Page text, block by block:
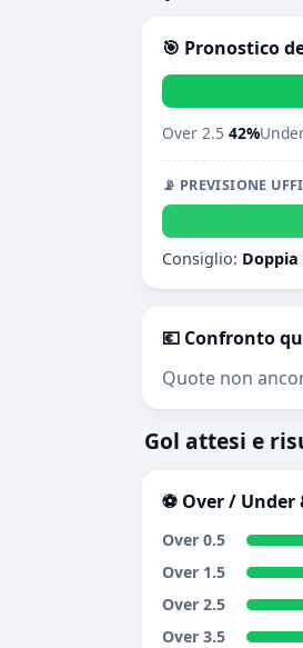
🎯 Pronostico
Over 2.5 42%
📡 PREVISIONE
Consiglio: Doppia
💶 Confronto
Quote non
Gol attesi e
⚽ Over /
Over 0.5
Over 1.5
Over 2.5
Over 3.5